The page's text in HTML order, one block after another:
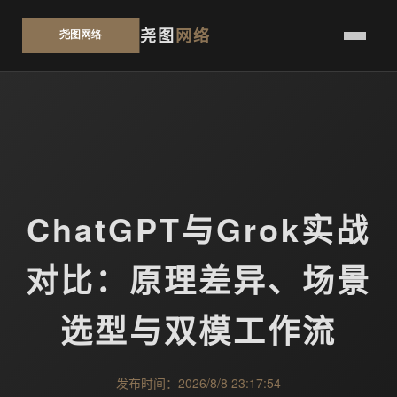
尧图网络
ChatGPT与Grok实战
对比：原理差异、场景
选型与双模工作流
发布时间：2026/8/8 23:17:54